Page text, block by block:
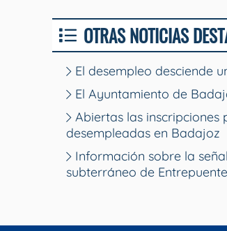
OTRAS NOTICIAS
El desempleo desciende
El Ayuntamiento de
Abiertas las
desempleadas en Badajoz
Información sobre la
subterráneo de